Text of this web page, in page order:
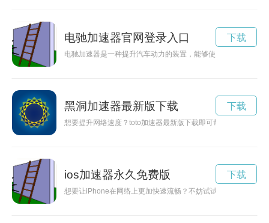
电驰加速器官网登录入口
电驰加速器是一种提升汽车动力的装置，能够使车辆加速更为迅
下载
黑洞加速器最新版下载
想要提升网络速度？toto加速器最新版下载即可帮助你轻松实
下载
ios加速器永久免费版
想要让iPhone在网络上更加快速流畅？不妨试试下载一款免费
下载